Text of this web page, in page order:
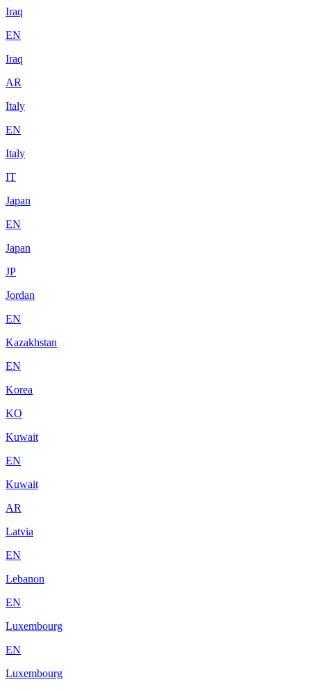
Iraq
EN
Iraq
AR
Italy
EN
Italy
IT
Japan
EN
Japan
JP
Jordan
EN
Kazakhstan
EN
Korea
KO
Kuwait
EN
Kuwait
AR
Latvia
EN
Lebanon
EN
Luxembourg
EN
Luxembourg